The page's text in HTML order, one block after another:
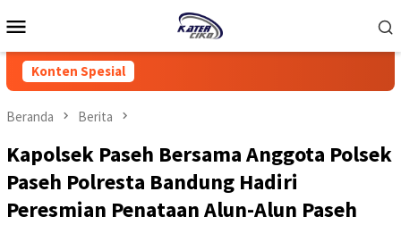
ke
Mobile
Konten Spesial
Beranda Berita
Kapolsek Paseh Bersama Anggota Polsek
Paseh Polresta Bandung Hadiri
Peresmian Penataan Alun-Alun Paseh